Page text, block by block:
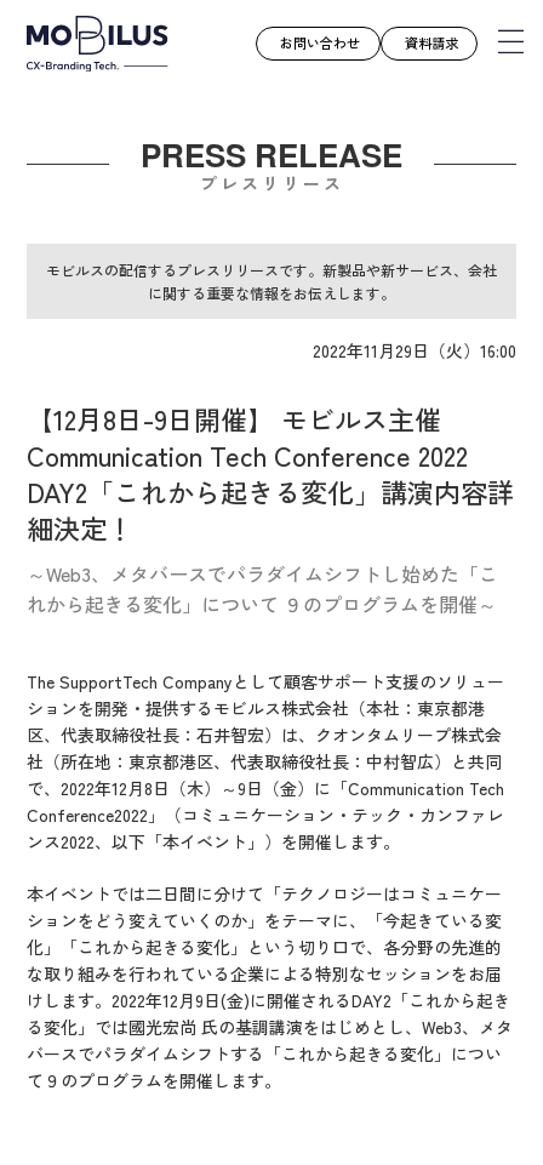
モビルスとは
導入事例
ユースケース
お役立ち資料
会社案内
採用情報
IR情報
CX向上情報サイト
お問い合わせ 資料請求
PRESS RELEASE
プレスリリース
モビルスの配信するプレスリリースです。新製品や新サービス、会社
に関する重要な情報をお伝えします。
2022年11月29日（火）16:00
【12月8日-9日開催】 モビルス主催
Communication Tech Conference 2022
DAY2「これから起きる変化」講演内容詳
細決定！
～Web3、メタバースでパラダイムシフトし始めた「こ
れから起きる変化」について ９のプログラムを開催～
The SupportTech Companyとして顧客サポート支援のソリュー
ションを開発・提供するモビルス株式会社（本社：東京都港
区、代表取締役社長：石井智宏）は、クオンタムリープ株式会
社（所在地：東京都港区、代表取締役社長：中村智広）と共同
で、2022年12月8日（木）～9日（金）に「Communication Tech
Conference2022」（コミュニケーション・テック・カンファレ
ンス2022、以下「本イベント」）を開催します。
本イベントでは二日間に分けて「テクノロジーはコミュニケー
ションをどう変えていくのか」をテーマに、「今起きている変
化」「これから起きる変化」という切り口で、各分野の先進的
な取り組みを行われている企業による特別なセッションをお届
けします。2022年12月9日(金)に開催されるDAY2「これから起き
る変化」では國光宏尚 氏の基調講演をはじめとし、Web3、メタ
バースでパラダイムシフトする「これから起きる変化」につい
て９のプログラムを開催します。